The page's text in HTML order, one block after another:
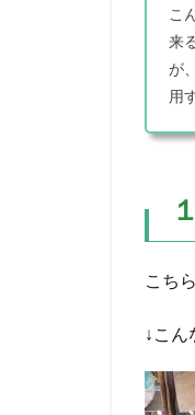
こ
来
が
用
こち
↓こん